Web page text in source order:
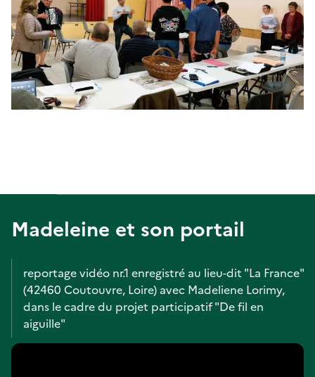
Madeleine et son portail
reportage vidéo nr.1 enregistré au lieu-dit "La France"
(42460 Coutouvre, Loire) avec Madeliene Lorimy,
dans le cadre du projet participatif "De fil en
aiguille"